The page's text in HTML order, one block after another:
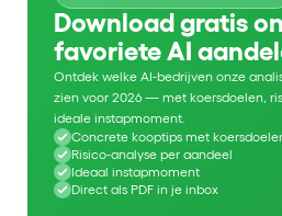
Download gratis
favoriete AI
Ontdek welke AI-bedrijven onze
zien voor 2026 — met koersdoelen,
ideale instapmoment.
Concrete kooptips met
Risico-analyse per aandeel
Ideaal instapmoment
Direct als PDF in je inbox